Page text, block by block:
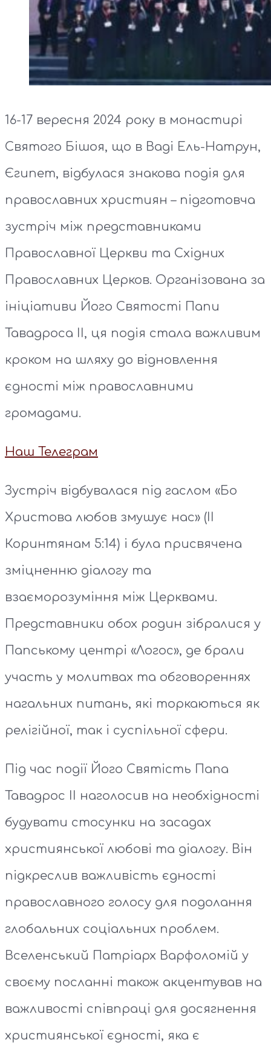
16-17 вересня 2024 року в монастирі
Святого Бішоя, що в Ваді Ель-Натрун,
Єгипет, відбулася знакова подія для
православних християн – підготовча
зустріч між представниками
Православної Церкви та Східних
Православних Церков. Організована за
ініціативи Його Святості Папи
Тавадроса ІІ, ця подія стала важливим
кроком на шляху до відновлення
єдності між православними
громадами.
Наш Телеграм
Зустріч відбувалася під гаслом «Бо
Христова любов змушує нас» (ІІ
Коринтянам 5:14) і була присвячена
зміцненню діалогу та
взаєморозуміння між Церквами.
Представники обох родин зібралися у
Папському центрі «Логос», де брали
участь у молитвах та обговореннях
нагальних питань, які торкаються як
релігійної, так і суспільної сфери.
Під час події Його Святість Папа
Тавадрос ІІ наголосив на необхідності
будувати стосунки на засадах
християнської любові та діалогу. Він
підкреслив важливість єдності
православного голосу для подолання
глобальних соціальних проблем.
Вселенський Патріарх Варфоломій у
своєму посланні також акцентував на
важливості співпраці для досягнення
християнської єдності, яка є